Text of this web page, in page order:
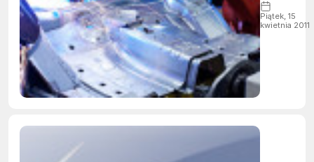
Piątek, 15
kwietnia 2011